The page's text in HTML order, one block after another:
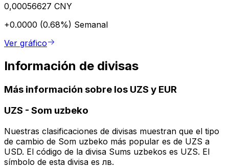
0,00056627 CNY
+0.0000 (0.68%) Semanal
Ver gráfico
Información de divisas
Más información sobre los UZS y EUR
UZS - Som uzbeko
Nuestras clasificaciones de divisas muestran que el tipo
de cambio de Som uzbeko más popular es de UZS a
USD. El código de la divisa Sums uzbekos es UZS. El
símbolo de esta divisa es лв.